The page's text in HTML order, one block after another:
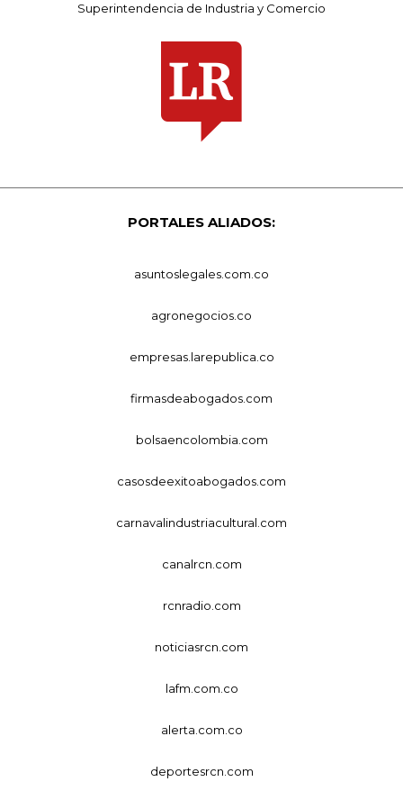
Superintendencia de Industria y Comercio
PORTALES ALIADOS:
asuntoslegales.com.co
agronegocios.co
empresas.larepublica.co
firmasdeabogados.com
bolsaencolombia.com
casosdeexitoabogados.com
carnavalindustriacultural.com
canalrcn.com
rcnradio.com
noticiasrcn.com
lafm.com.co
alerta.com.co
deportesrcn.com